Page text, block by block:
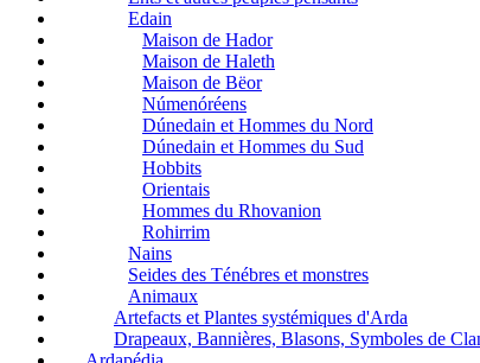
Edain
Maison de Hador
Maison de Haleth
Maison de Bëor
Númenóréens
Dúnedain et Hommes du Nord
Dúnedain et Hommes du Sud
Hobbits
Orientais
Hommes du Rhovanion
Rohirrim
Nains
Seides des Ténébres et monstres
Animaux
Artefacts et Plantes systémiques d'Arda
Drapeaux, Bannières, Blasons, Symboles de